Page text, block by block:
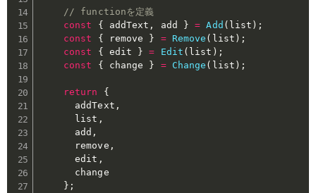
// functionを定義
const
{ addText , add } = Add ( list ) ;
const
{ remove } = Remove ( list ) ;
const
{ edit } = Edit ( list ) ;
const
{ change } = Change ( list ) ;
return
{
      addText
,
      list
,
      add
,
      remove
,
      edit
,
      change
} ;